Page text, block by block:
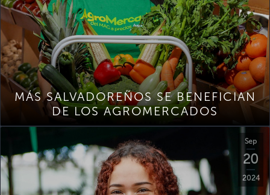
MÁS SALVADOREÑOS SE BENEFICIAN
DE LOS AGROMERCADOS
Sep
20
2024